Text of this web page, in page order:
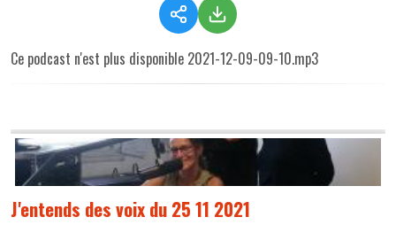
Ce podcast n'est plus disponible 2021-12-09-09-10.mp3
J'entends des voix du 25 11 2021